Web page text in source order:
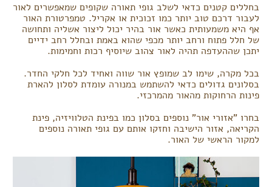
בחללים קטנים כדאי לשלב גופי תאורה שקופים שמאפשרים לאור
לעבור דרכם טוב יותר כמו זכוכית או אקריל. טמפרטורת האור
אף היא משמעותית כאשר אור בהיר יכול ליצור אשליה ותחושה
של חלל פתוח ורחב יותר מכפי שהוא באמת ובחלל רחב ידיים
יתכן שההעדפה תהיה לאור צהוב שיוסיף רכות וחמימות.
בכל מקרה, שימו לב שמופץ אור שווה ואחיד לכל חלקי החדר.
בסלונים גדולים כדאי להשתמש במנורה עומדת לסלון להארת
פינות הרחוקות מהאור מהמרכזי.
בחרו "אזורי אור" נוספים בסלון כמו בפינת הטלוויזיה, פינת
הקריאה, אזור הישיבה וחזקו אותם עם גופי תאורה נוספים
למקור הראשי של האור.